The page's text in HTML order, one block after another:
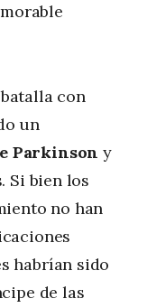
con
un
Parkinson y
Si bien los
no han
habrían sido
de las